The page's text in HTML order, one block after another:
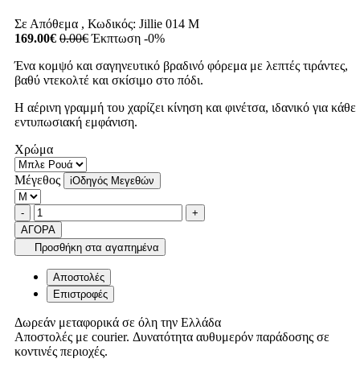
Σε Απόθεμα , Κωδικός: Jillie 014 M
169.00€ 0.00€ Έκπτωση -0%
Ένα κομψό και σαγηνευτικό βραδινό φόρεμα με λεπτές τιράντες,
βαθύ ντεκολτέ και σκίσιμο στο πόδι.
Η αέρινη γραμμή του χαρίζει κίνηση και φινέτσα, ιδανικό για κάθε
εντυπωσιακή εμφάνιση.
Χρώμα
Μέγεθος iΟδηγός Μεγεθών
Ποσότητα
-product.increase.quantity +
ΑΓΟΡΑ
Προσθήκη στα αγαπημένα
Αποστολές
Επιστροφές
Δωρεάν μεταφορικά σε όλη την Ελλάδα
Αποστολές με courier. Δυνατότητα αυθυμερόν παράδοσης σε
κοντινές περιοχές.